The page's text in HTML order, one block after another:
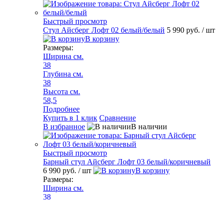
Быстрый просмотр
Стул Айсберг Лофт 02 белый/белый 5 990 руб. / шт
В корзину
Размеры:
Ширина см.
38
Глубина см.
38
Высота см.
58,5
Подробнее
Купить в 1 клик Сравнение
В избранное
В наличии
Быстрый просмотр
Барный стул Айсберг Лофт 03 белый/коричневый
6 990 руб. / шт
В корзину
Размеры:
Ширина см.
38